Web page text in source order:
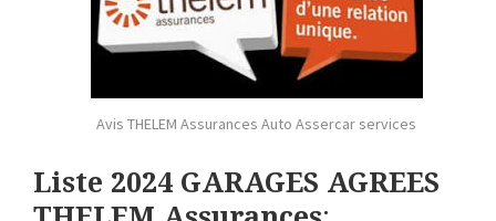
Avis THELEM Assurances Auto Assercar services
Liste 2024 GARAGES AGREES